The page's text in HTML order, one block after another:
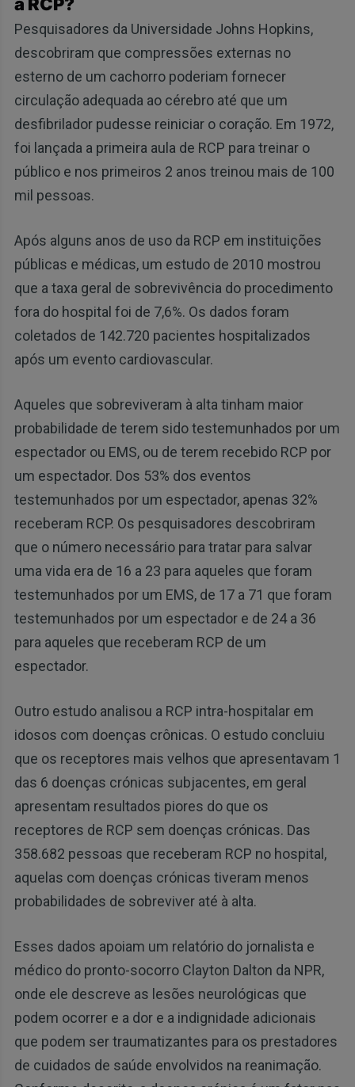
Pesquisadores da Universidade Johns Hopkins,
descobriram que compressões externas no
esterno de um cachorro poderiam fornecer
circulação adequada ao cérebro até que um
desfibrilador pudesse reiniciar o coração. Em 1972,
foi lançada a primeira aula de RCP para treinar o
público e nos primeiros 2 anos treinou mais de 100
mil pessoas.
Após alguns anos de uso da RCP em instituições
públicas e médicas, um estudo de 2010 mostrou
que a taxa geral de sobrevivência do procedimento
fora do hospital foi de 7,6%. Os dados foram
coletados de 142.720 pacientes hospitalizados
após um evento cardiovascular.
Aqueles que sobreviveram à alta tinham maior
probabilidade de terem sido testemunhados por um
espectador ou EMS, ou de terem recebido RCP por
um espectador. Dos 53% dos eventos
testemunhados por um espectador, apenas 32%
receberam RCP. Os pesquisadores descobriram
que o número necessário para tratar para salvar
uma vida era de 16 a 23 para aqueles que foram
testemunhados por um EMS, de 17 a 71 que foram
testemunhados por um espectador e de 24 a 36
para aqueles que receberam RCP de um
espectador.
Outro estudo analisou a RCP intra-hospitalar em
idosos com doenças crônicas. O estudo concluiu
que os receptores mais velhos que apresentavam 1
das 6 doenças crónicas subjacentes, em geral
apresentam resultados piores do que os
receptores de RCP sem doenças crónicas. Das
358.682 pessoas que receberam RCP no hospital,
aquelas com doenças crónicas tiveram menos
probabilidades de sobreviver até à alta.
Esses dados apoiam um relatório do jornalista e
médico do pronto-socorro Clayton Dalton da NPR,
onde ele descreve as lesões neurológicas que
podem ocorrer e a dor e a indignidade adicionais
que podem ser traumatizantes para os prestadores
de cuidados de saúde envolvidos na reanimação.